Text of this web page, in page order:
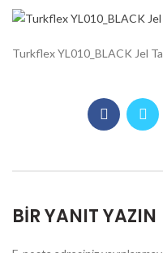
Turkflex YL010_BLACK Jel
BIR YANIT YAZIN